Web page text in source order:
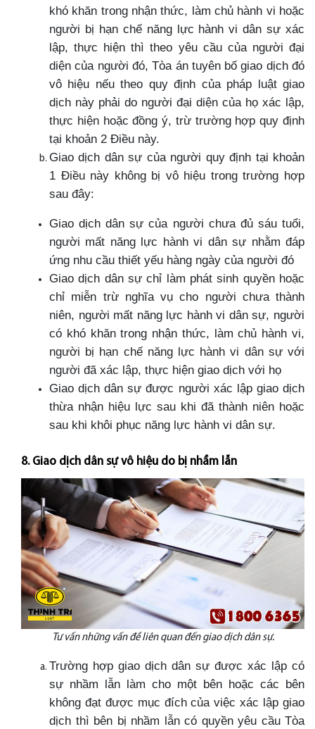
khó khăn trong nhận thức, làm chủ hành vi hoặc
người bị hạn chế năng lực hành vi dân sự xác
lập, thực hiện thì theo yêu cầu của người đại
diện của người đó, Tòa án tuyên bố giao dịch đó
vô hiệu nếu theo quy định của pháp luật giao
dịch này phải do người đại diện của họ xác lập,
thực hiện hoặc đồng ý, trừ trường hợp quy định
tại khoản 2 Điều này.
Giao dịch dân sự của người quy định tại khoản
1 Điều này không bị vô hiệu trong trường hợp
sau đây:
Giao dịch dân sự của người chưa đủ sáu tuổi,
người mất năng lực hành vi dân sự nhằm đáp
ứng nhu cầu thiết yếu hàng ngày của người đó
Giao dịch dân sự chỉ làm phát sinh quyền hoặc
chỉ miễn trừ nghĩa vụ cho người chưa thành
niên, người mất năng lực hành vi dân sự, người
có khó khăn trong nhận thức, làm chủ hành vi,
người bị hạn chế năng lực hành vi dân sự với
người đã xác lập, thực hiện giao dịch với họ
Giao dịch dân sự được người xác lập giao dịch
thừa nhận hiệu lực sau khi đã thành niên hoặc
sau khi khôi phục năng lực hành vi dân sự.
8. Giao dịch dân sự vô hiệu do bị nhầm lẫn
Tư vấn những vấn đề liên quan đến giao dịch dân sự.
Trường hợp giao dịch dân sự được xác lập có
sự nhầm lẫn làm cho một bên hoặc các bên
không đạt được mục đích của việc xác lập giao
dịch thì bên bị nhầm lẫn có quyền yêu cầu Tòa